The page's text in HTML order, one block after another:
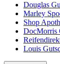
Douglas
Marley
Shop
DocMorris
Louis